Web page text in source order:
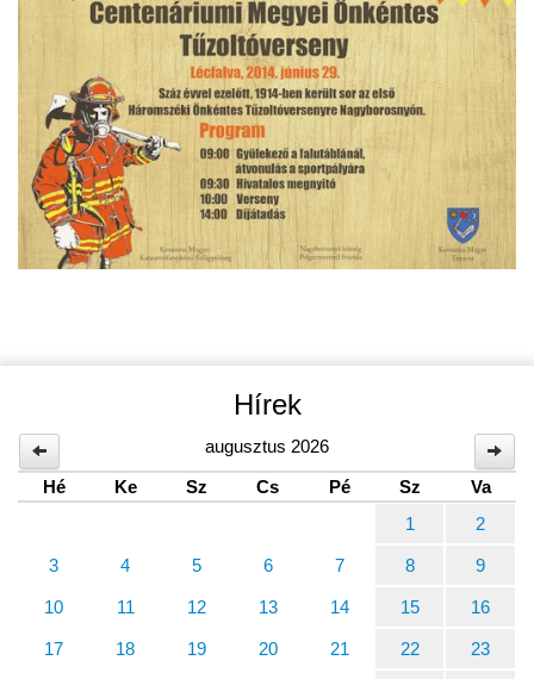
Hírek
augusztus 2026
Hé
Ke Sz Cs Pé Sz
Va
1
2
3 4 5 6 7 8 9
10 11 12 13 14 15 16
17 18 19 20 21 22 23